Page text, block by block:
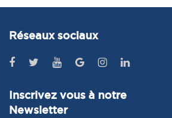
Réseaux sociaux
Inscrivez vous à notre
Newsletter